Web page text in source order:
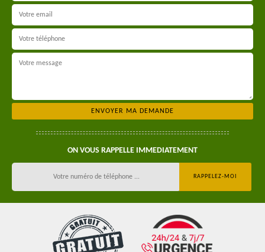
ON VOUS RAPPELLE IMMEDIATEMENT